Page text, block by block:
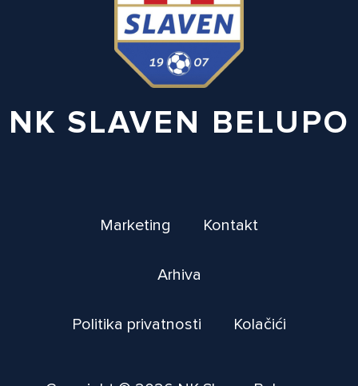
NK SLAVEN BELUPO
Marketing Kontakt
Arhiva
Politika privatnosti Kolačići